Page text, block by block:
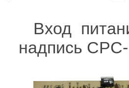
Вход
надпись